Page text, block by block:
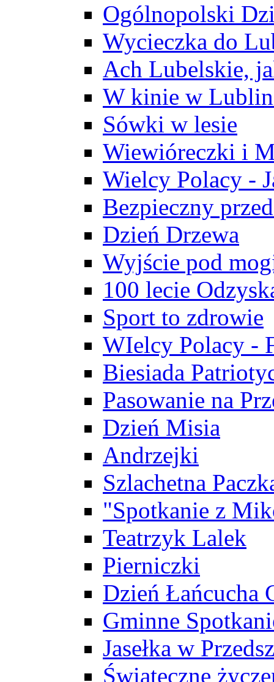
Ogólnopolski
Wycieczka do
Ach Lubelskie,
W kinie w
Sówki w lesie
Wiewióreczki i
Wielcy Polacy -
Bezpieczny
Dzień Drzewa
Wyjście pod
100 lecie
Sport to zdrowie
WIelcy Polacy -
Biesiada
Pasowanie na
Dzień Misia
Andrzejki
Szlachetna
"Spotkanie z
Teatrzyk Lalek
Pierniczki
Dzień Łańcucha
Gminne
Jasełka w
Świąteczne